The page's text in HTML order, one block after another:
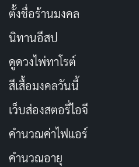
เปิดเผยความรู้สึกของตนเอง แ
ด้วยความเข้าใจผิดและการหั
ด้วยพื้นฐานจากมังงะชื่อเดียวกั
ไม่ควรพลาด แสดงนำโดย
4.Nv Er Hong
ตั้งชื่อร้านมงคล
นิทานอีสป
ดูดวงไพ่ทาโรต์
สีเสื้อมงคลวันนี้
เว็บส่องสตอรี่ไอจี
คำนวณค่าไฟแอร์
คำนวณอายุ